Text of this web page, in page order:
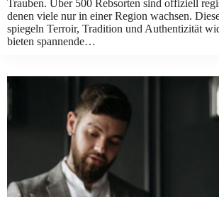
Trauben. Über 500 Rebsorten sind offiziell
denen viele nur in einer Region wachsen.
spiegeln Terroir, Tradition und Authentizität
bieten spannende…